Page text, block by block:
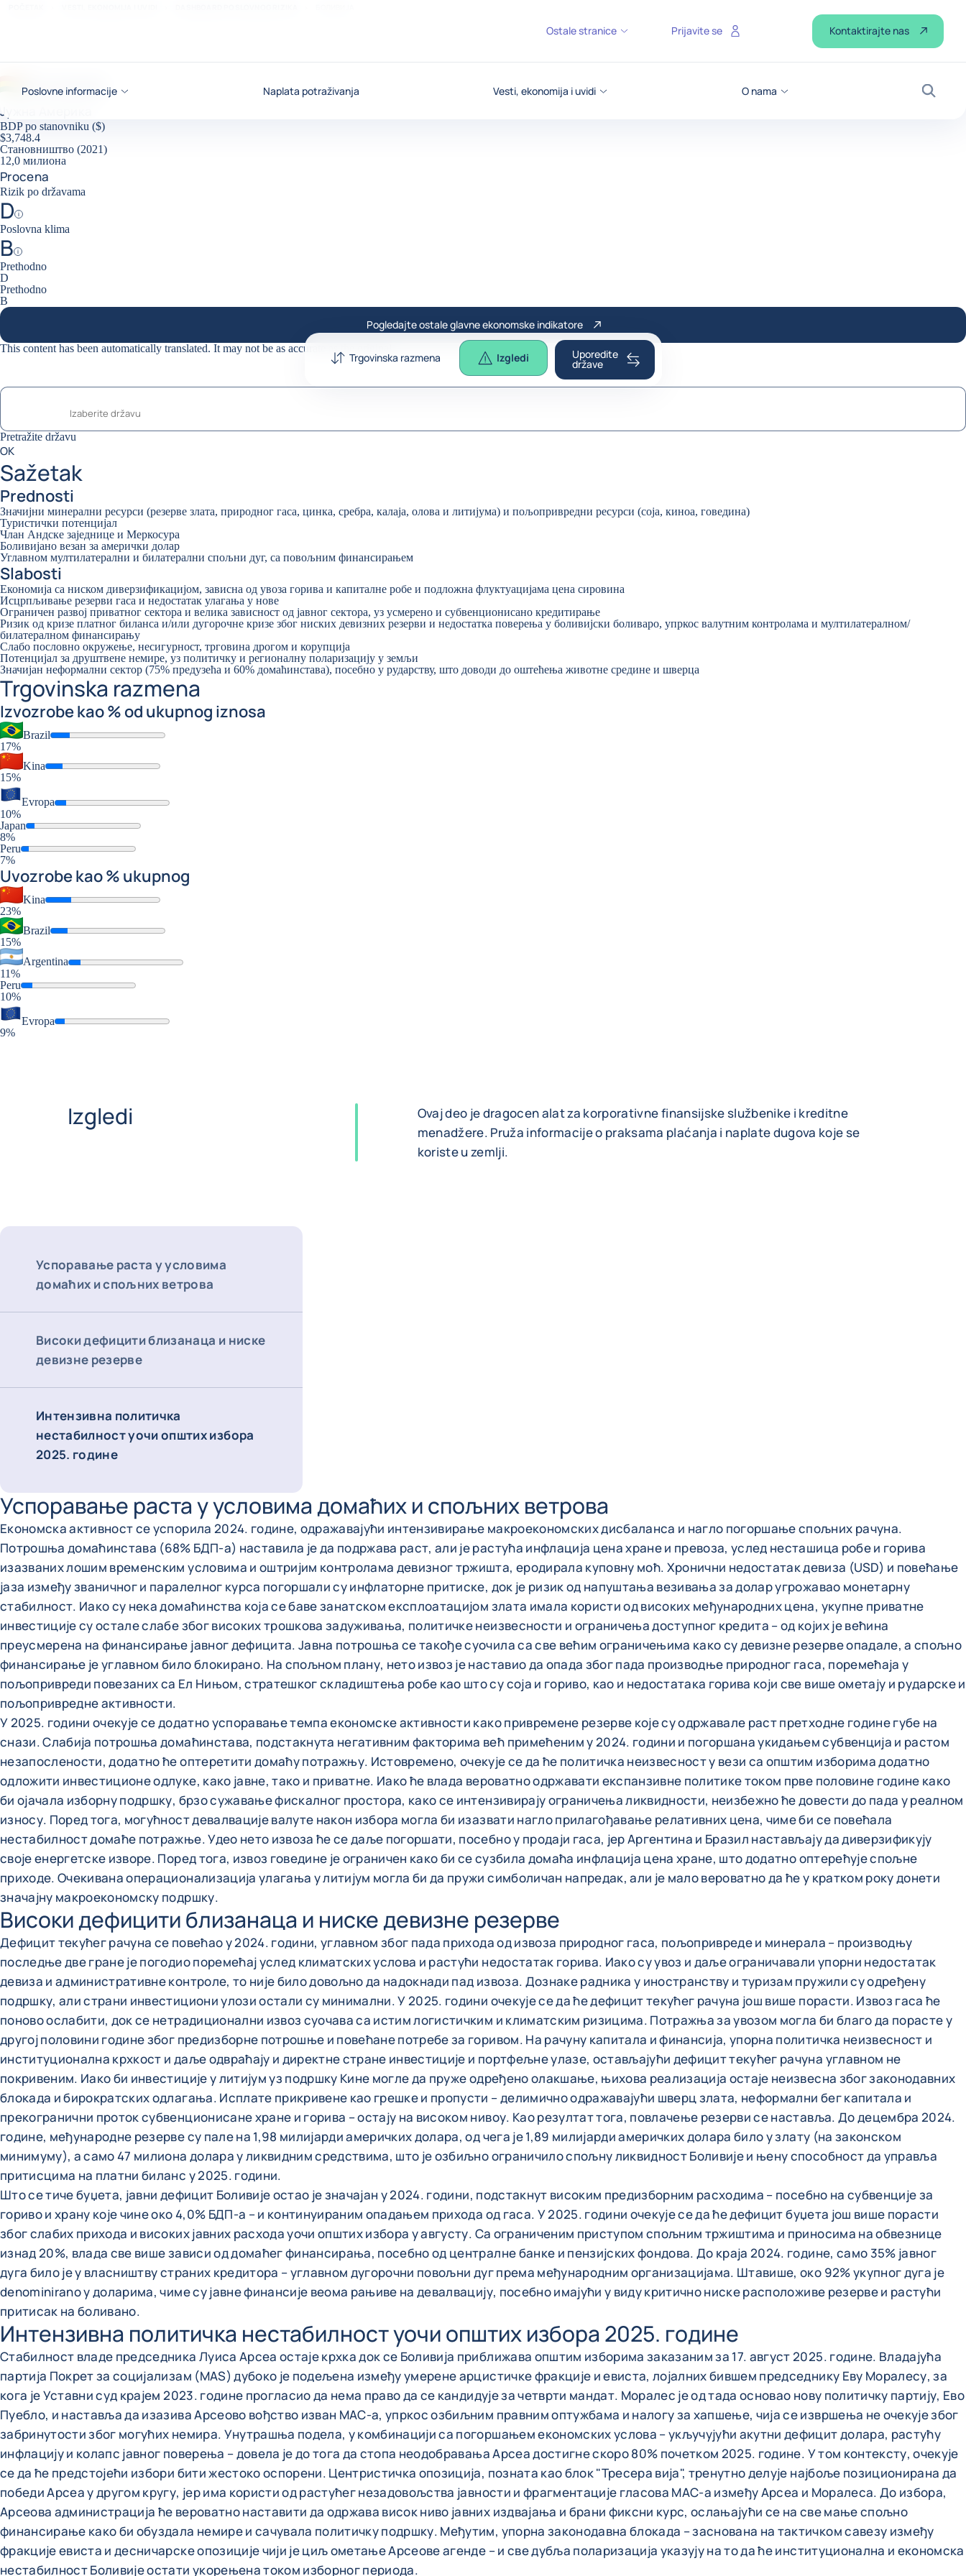
Poslovne informacije Naplata potraživanja Vesti, ekonomija i uvidi O nama
Ostale stranice Prijavite se Kontaktirajte nas
Боливија
Јужна Америка
BDP po stanovniku ($)
$3,748.4
Становништво (2021)
12,0 милиона
Procena
Rizik po državama
D
Help
Poslovna klima
B
Help
Prethodno
D
Prethodno
B
Pogledajte ostale glavne ekonomske indikatore
This content has been automatically translated. It may not be as accurate as the
Trgovinska razmena Izgledi Uporedite
države
Pretražite državu
0suggestions
Pretražite državu
OK
Sažetak
Prednosti
Значијни минерални ресурси (резерве злата, природног гаса, цинка, сребра, калаја, олова и литијума) и пољопривредни ресурси (соја, киноа, говедина)
Туристички потенцијал
Члан Андске заједнице и Меркосура
Боливијано везан за амерички долар
Углавном мултилатерални и билатерални спољни дуг, са повољним финансирањем
Slabosti
Економија са ниском диверзификацијом, зависна од увоза горива и капиталне робе и подложна флуктуацијама цена сировина
Исцрпљивање резерви гаса и недостатак улагања у нове
Ограничен развој приватног сектора и велика зависност од јавног сектора, уз усмерено и субвенционисано кредитирање
Ризик од кризе платног биланса и/или дугорочне кризе због ниских девизних резерви и недостатка поверења у боливијски боливаро, упркос валутним контролама и мултилатералном/
билатералном финансирању
Слабо пословно окружење, несигурност, трговина дрогом и корупција
Потенцијал за друштвене немире, уз политичку и регионалну поларизацију у земљи
Значијан неформални сектор (75% предузећа и 60% домаћинстава), посебно у рударству, што доводи до оштећења животне средине и шверца
Trgovinska razmena
Izvozrobe kao % od ukupnog iznosa
Brazil
17%
Kina
15%
Evropa
10%
Japan
8%
Peru
7%
Uvozrobe kao % ukupnog
Kina
23%
Brazil
15%
Argentina
11%
Peru
10%
Evropa
9%
Izgledi
Ovaj deo je dragocen alat za korporativne finansijske službenike i kreditne
menadžere. Pruža informacije o praksama plaćanja i naplate dugova koje se
koriste u zemlji.
Успоравање раста у условима
домаћих и спољних ветрова
Високи дефицити близанаца и ниске
девизне резерве
Интензивна политичка
нестабилност уочи општих избора
2025. године
Успоравање раста у условима домаћих и спољних ветрова
Економска активност се успорила 2024. године, одражавајући интензивирање макроекономских дисбаланса и нагло погоршање спољних рачуна.
Потрошња домаћинстава (68% БДП-а) наставила је да подржава раст, али је растућа инфлација цена хране и превоза, услед несташица робе и горива
изазваних лошим временским условима и оштријим контролама девизног тржишта, еродирала куповну моћ. Хронични недостатак девиза (USD) и повећање
јаза између званичног и паралелног курса погоршали су инфлаторне притиске, док је ризик од напуштања везивања за долар угрожавао монетарну
стабилност. Иако су нека домаћинства која се баве занатском експлоатацијом злата имала користи од високих међународних цена, укупне приватне
инвестиције су остале слабе због високих трошкова задуживања, политичке неизвесности и ограничења доступног кредита – од којих је већина
преусмерена на финансирање јавног дефицита. Јавна потрошња се такође суочила са све већим ограничењима како су девизне резерве опадале, а спољно
финансирање је углавном било блокирано. На спољном плану, нето извоз је наставио да опада због пада производње природног гаса, поремећаја у
пољопривреди повезаних са Ел Нињом, стратешког складиштења робе као што су соја и гориво, као и недостатака горива који све више ометају и рударске и
пољопривредне активности.
У 2025. години очекује се додатно успоравање темпа економске активности како привремене резерве које су одржавале раст претходне године губе на
снази. Слабија потрошња домаћинстава, подстакнута негативним факторима већ примећеним у 2024. години и погоршана укидањем субвенција и растом
незапослености, додатно ће оптеретити домаћу потражњу. Истовремено, очекује се да ће политичка неизвесност у вези са општим изборима додатно
одложити инвестиционе одлуке, како јавне, тако и приватне. Иако ће влада вероватно одржавати експанзивне политике током прве половине године како
би ојачала изборну подршку, брзо сужавање фискалног простора, како се интензивирају ограничења ликвидности, неизбежно ће довести до пада у реалном
износу. Поред тога, могућност девалвације валуте након избора могла би изазвати нагло прилагођавање релативних цена, чиме би се повећала
нестабилност домаће потражње. Удео нето извоза ће се даље погоршати, посебно у продаји гаса, јер Аргентина и Бразил настављају да диверзификују
своје енергетске изворе. Поред тога, извоз говедине је ограничен како би се сузбила домаћа инфлација цена хране, што додатно оптерећује спољне
приходе. Очекивана операционализација улагања у литијум могла би да пружи симболичан напредак, али је мало вероватно да ће у кратком року донети
значајну макроекономску подршку.
Високи дефицити близанаца и ниске девизне резерве
Дефицит текућег рачуна се повећао у 2024. години, углавном због пада прихода од извоза природног гаса, пољопривреде и минерала – производњу
последње две гране је погодио поремећај услед климатских услова и растући недостатак горива. Иако су увоз и даље ограничавали упорни недостатак
девиза и административне контроле, то није било довољно да надокнади пад извоза. Дознаке радника у иностранству и туризам пружили су одређену
подршку, али страни инвестициони улози остали су минимални. У 2025. години очекује се да ће дефицит текућег рачуна још више порасти. Извоз гаса ће
поново ослабити, док се нетрадиционални извоз суочава са истим логистичким и климатским ризицима. Потражња за увозом могла би благо да порасте у
другој половини године због предизборне потрошње и повећане потребе за горивом. На рачуну капитала и финансија, упорна политичка неизвесност и
институционална крхкост и даље одвраћају и директне стране инвестиције и портфељне улазе, остављајући дефицит текућег рачуна углавном не
покривеним. Иако би инвестиције у литијум уз подршку Кине могле да пруже одређено олакшање, њихова реализација остаје неизвесна због законодавних
блокада и бирократских одлагања. Исплате прикривене као грешке и пропусти – делимично одражавајући шверц злата, неформални бег капитала и
прекогранични проток субвенционисане хране и горива – остају на високом нивоу. Као резултат тога, повлачење резерви се наставља. До децембра 2024.
године, међународне резерве су пале на 1,98 милијарди америчких долара, од чега је 1,89 милијарди америчких долара било у злату (на законском
минимуму), а само 47 милиона долара у ликвидним средствима, што је озбиљно ограничило спољну ликвидност Боливије и њену способност да управља
притисцима на платни биланс у 2025. години.
Што се тиче буџета, јавни дефицит Боливије остао је значајан у 2024. години, подстакнут високим предизборним расходима – посебно на субвенције за
гориво и храну које чине око 4,0% БДП-а – и континуираним опадањем прихода од гаса. У 2025. години очекује се да ће дефицит буџета још више порасти
због слабих прихода и високих јавних расхода уочи општих избора у августу. Са ограниченим приступом спољним тржиштима и приносима на обвезнице
изнад 20%, влада све више зависи од домаћег финансирања, посебно од централне банке и пензијских фондова. До краја 2024. године, само 35% јавног
дуга било је у власништву страних кредитора – углавном дугорочни повољни дуг према међународним организацијама. Штавише, око 92% укупног дуга је
denominirano у доларима, чиме су јавне финансије веома рањиве на девалвацију, посебно имајући у виду критично ниске расположиве резерве и растући
притисак на боливано.
Интензивна политичка нестабилност уочи општих избора 2025. године
Стабилност владе председника Луиса Арсеа остаје крхка док се Боливија приближава општим изборима заказаним за 17. август 2025. године. Владајућа
партија Покрет за социјализам (MAS) дубоко је подељена између умерене арцистичке фракције и евиста, лојалних бившем председнику Еву Моралесу, за
кога је Уставни суд крајем 2023. године прогласио да нема право да се кандидује за четврти мандат. Моралес је од тада основао нову политичку партију, Ево
Пуебло, и наставља да изазива Арсеово вођство изван МАС-а, упркос озбиљним правним оптужбама и налогу за хапшење, чија се извршења не очекује због
забринутости због могућих немира. Унутрашња подела, у комбинацији са погоршањем економских услова – укључујући акутни дефицит долара, растућу
инфлацију и колапс јавног поверења – довела је до тога да стопа неодобравања Арсеа достигне скоро 80% почетком 2025. године. У том контексту, очекује
се да ће предстојећи избори бити жестоко оспорени. Центристичка опозиција, позната као блок "Тресера вија", тренутно делује најбоље позиционирана да
победи Арсеа у другом кругу, јер има користи од растућег незадовољства јавности и фрагментације гласова МАС-а између Арсеа и Моралеса. До избора,
Арсеова администрација ће вероватно наставити да одржава висок ниво јавних издвајања и брани фиксни курс, ослањајући се на све мање спољно
финансирање како би обуздала немире и сачувала политичку подршку. Међутим, упорна законодавна блокада – заснована на тактичком савезу између
фракције евиста и десничарске опозиције чији је циљ ометање Арсеове агенде – и све дубља поларизација указују на то да ће институционална и економска
нестабилност Боливије остати укорењена током изборног периода.